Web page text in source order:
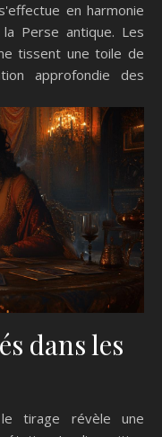
en harmonie
Perse antique. Les
tissent une toile de
approfondie des
dans les
tirage révèle une